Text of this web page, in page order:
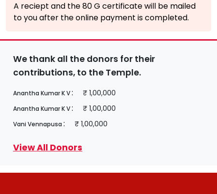
A reciept and the 80 G certificate will be mailed
to you after the online payment is completed.
We thank all the donors for their
contributions, to the Temple.
Anantha Kumar K V: ₹ 1,00,000
Anantha Kumar K V: ₹ 1,00,000
Vani Vennapusa : ₹ 1,00,000
View All Donors